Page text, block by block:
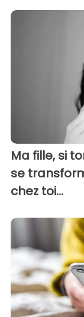
Ma fille, si
se
chez toi...